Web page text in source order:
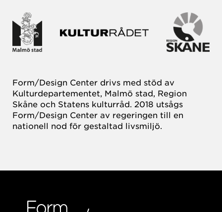
Form/Design Center drivs med stöd av
Kulturdepartementet, Malmö stad, Region
Skåne och Statens kulturråd. 2018 utsågs
Form/Design Center av regeringen till en
nationell nod för gestaltad livsmiljö.